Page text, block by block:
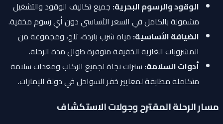
الوقود والرسوم البحرية:جميع تكاليف الوقود والتشغيل
مشمولة بالكامل في السعر الأساسي دون أي رسوم مخفية.
الضيافة الأساسية:مياه شرب باردة، ثلج، ومجموعة من
المشروبات الغازية الخفيفة متوفرة طوال مدة الرحلة.
أدوات السلامة:سترات نجاة لجميع الركاب ومعدات سلامة
متكاملة مطابقة لمعايير خفر السواحل في دولة الإمارات.
مسار الرحلة المقترح وجولات الاستكشاف